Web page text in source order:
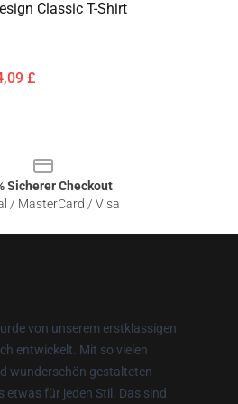
Classic T-Shirt
£
Sicherer Checkout
/ MasterCard / Visa
von unserem erstklassigen
entwickelt. Mit so vielen
wunderschön gestalteten
etwas für jeden Stil. Das sind